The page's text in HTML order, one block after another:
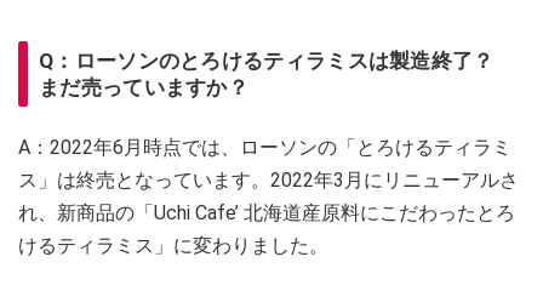
Q：ローソンのとろけるティラミスは製造終了？
まだ売っていますか？
A：2022年6月時点では、ローソンの「とろけるティラミ
ス」は終売となっています。2022年3月にリニューアルさ
れ、新商品の「Uchi Cafe’ 北海道産原料にこだわったとろ
けるティラミス」に変わりました。